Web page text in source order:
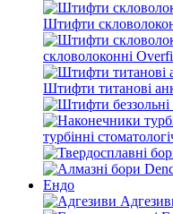
Штифти
скловолоконні
Штифти титанові
турбінні
Ендо